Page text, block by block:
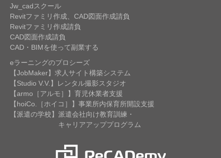
Jw_cadスクール
Revitファミリ作成、CAD図面作成請負
Revitファミリ作成請負
CAD図面作成請負
CAD・BIMを使って副業する
eラーニングのプロシーズ
【JobMaker】求人サイト構築システム
【Studio V.V.】レンタル撮影スタジオ
【armo［アルモ］】育児休業者支援
【hoiCo.［ホイコ］】事業所内保育所開設支援
【派遣の学校】派遣会社向け教育訓練・
キャリアアッププログラム